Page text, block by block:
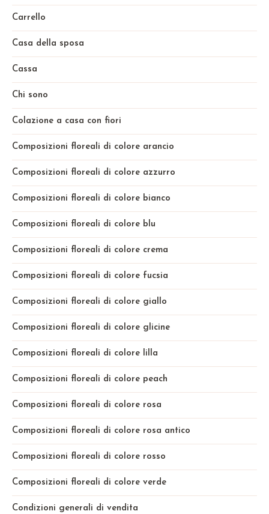
Carrello
Casa della sposa
Cassa
Chi sono
Colazione a casa con fiori
Composizioni floreali di colore arancio
Composizioni floreali di colore azzurro
Composizioni floreali di colore bianco
Composizioni floreali di colore blu
Composizioni floreali di colore crema
Composizioni floreali di colore fucsia
Composizioni floreali di colore giallo
Composizioni floreali di colore glicine
Composizioni floreali di colore lilla
Composizioni floreali di colore peach
Composizioni floreali di colore rosa
Composizioni floreali di colore rosa antico
Composizioni floreali di colore rosso
Composizioni floreali di colore verde
Condizioni generali di vendita